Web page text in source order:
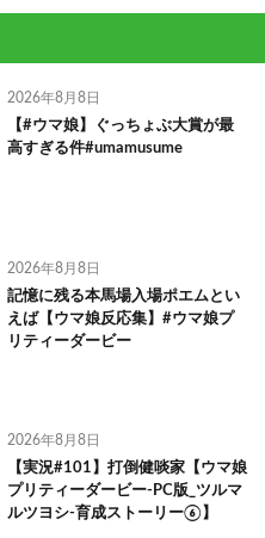
2026年8月8日
【#ウマ娘】ぐっちょぶ大賞が最
高すぎる件#umamusume
2026年8月8日
記憶に残る本馬場入場ポエムとい
えば【ウマ娘反応集】#ウマ娘プ
リティーダービー
2026年8月8日
【実況#101】打倒健啖家【ウマ娘
プリティーダービー-PC版_ツルマ
ルツヨシ-育成ストーリー⑥】